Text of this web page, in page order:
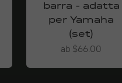
barra - adatta
per Yamaha
(set)
Angebot
ab $66.00